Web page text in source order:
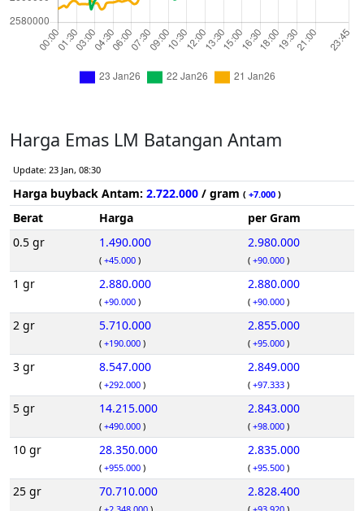
Harga Emas LM Batangan Antam
Update: 23 Jan, 08:30
Harga buyback Antam: 2.722.000 / gram ( +7.000 )
Berat Harga
per Gram
0.5 gr
1.490.000
( +45.000 )
2.980.000
( +90.000 )
1 gr 2.880.000
( +90.000 )
2.880.000
( +90.000 )
2 gr 5.710.000
( +190.000 )
2.855.000
( +95.000 )
3 gr 8.547.000
( +292.000 )
2.849.000
( +97.333 )
5 gr 14.215.000
( +490.000 )
2.843.000
( +98.000 )
10 gr 28.350.000
( +955.000 )
2.835.000
( +95.500 )
25 gr 70.710.000 2.828.400